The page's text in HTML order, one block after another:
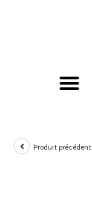
Produit précédent